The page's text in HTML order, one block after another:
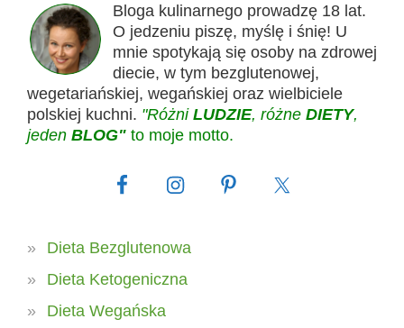
Bloga kulinarnego prowadzę 18 lat.
O jedzeniu piszę, myślę i śnię! U
mnie spotykają się osoby na zdrowej
diecie, w tym bezglutenowej,
wegetariańskiej, wegańskiej oraz wielbiciele
polskiej kuchni. "Różni LUDZIE, różne DIETY,
jeden BLOG" to moje motto.
Dieta Bezglutenowa
Dieta Ketogeniczna
Dieta Wegańska